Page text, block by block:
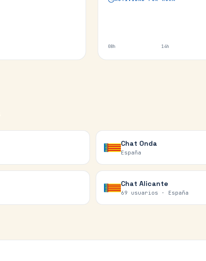
08h 14h
Chat Onda
España
Chat Alicante
69 usuarios · España